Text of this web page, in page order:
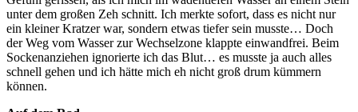
unter dem großen Zeh schnitt. Ich merkte sofort, dass es nicht nur
ein kleiner Kratzer war, sondern etwas tiefer sein musste… Doch
der Weg vom Wasser zur Wechselzone klappte einwandfrei. Beim
Sockenanziehen ignorierte ich das Blut… es musste ja auch alles
schnell gehen und ich hätte mich eh nicht groß drum kümmern
können.